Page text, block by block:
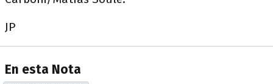
JP
En esta Nota